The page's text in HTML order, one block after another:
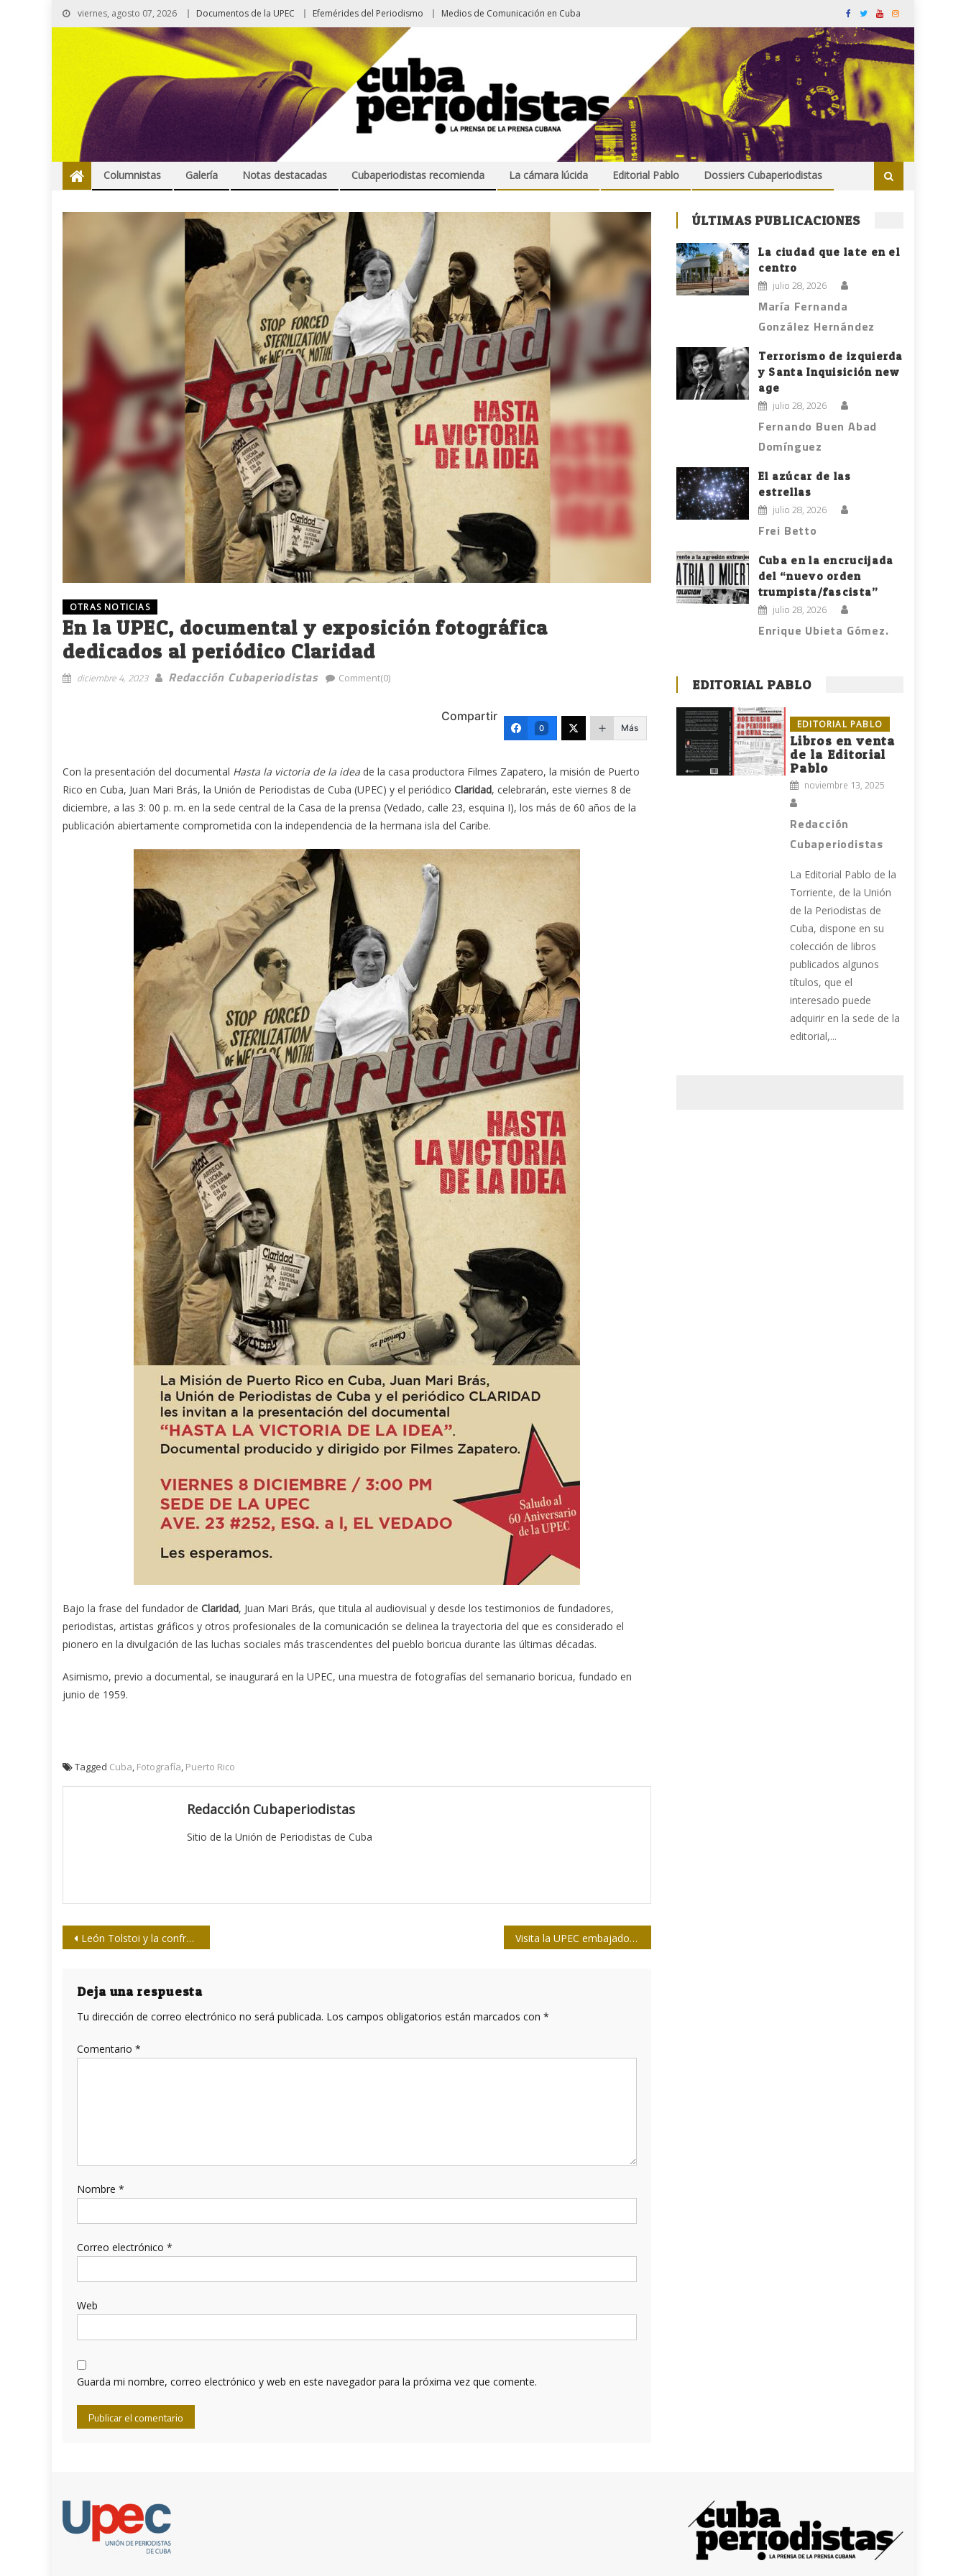
viernes, agosto 07, 2026 Documentos de la UPEC Efemérides del Periodismo Medios de Comunicación en Cuba
Columnistas Galería Notas destacadas Cubaperiodistas recomienda La cámara lúcida Editorial Pablo Dossiers Cubaperiodistas
OTRAS NOTICIAS
En la UPEC, documental y exposición fotográfica
dedicados al periódico Claridad
diciembre 4, 2023 Redacción Cubaperiodistas Comment(0)
Compartir
0 Más
Con la presentación del documental Hasta la victoria de la idea de la casa productora Filmes Zapatero, la misión de Puerto
Rico en Cuba, Juan Mari Brás, la Unión de Periodistas de Cuba (UPEC) y el periódico Claridad, celebrarán, este viernes 8 de
diciembre, a las 3: 00 p. m. en la sede central de la Casa de la prensa (Vedado, calle 23, esquina I), los más de 60 años de la
publicación abiertamente comprometida con la independencia de la hermana isla del Caribe.
Bajo la frase del fundador de Claridad, Juan Mari Brás, que titula al audiovisual y desde los testimonios de fundadores,
periodistas, artistas gráficos y otros profesionales de la comunicación se delinea la trayectoria del que es considerado el
pionero en la divulgación de las luchas sociales más trascendentes del pueblo boricua durante las últimas décadas.
Asimismo, previo a documental, se inaugurará en la UPEC, una muestra de fotografías del semanario boricua, fundado en
junio de 1959.
Tagged Cuba, Fotografía, Puerto Rico
Redacción Cubaperiodistas
Sitio de la Unión de Periodistas de Cuba
Navegación
entradas
León Tolstoi y la confraternidad universal Visita la UPEC embajador saharaui en Cuba
Deja una respuesta
Tu dirección de correo electrónico no será publicada. Los campos obligatorios están marcados con *
Comentario *
Nombre *
Correo electrónico *
Web
Guarda mi nombre, correo electrónico y web en este navegador para la próxima vez que comente.
ÚLTIMAS PUBLICACIONES
La ciudad que late en el
centro
julio 28, 2026
María Fernanda
González Hernández
Terrorismo de izquierda
y Santa Inquisición new
age
julio 28, 2026
Fernando Buen Abad
Domínguez
El azúcar de las
estrellas
julio 28, 2026
Frei Betto
Cuba en la encrucijada
del “nuevo orden
trumpista/fascista”
julio 28, 2026
Enrique Ubieta Gómez.
EDITORIAL PABLO
EDITORIAL PABLO
Libros en venta
de la Editorial
Pablo
noviembre 13, 2025
Redacción
Cubaperiodistas
La Editorial Pablo de la
Torriente, de la Unión
de la Periodistas de
Cuba, dispone en su
colección de libros
publicados algunos
títulos, que el
interesado puede
adquirir en la sede de la
editorial,...